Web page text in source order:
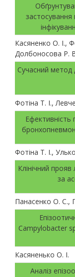
Касяненко О. І.,
Долбоносова Р.
Сучасний метод
Фотіна Т. І.,
Ефективність
Фотіна Т. І.,
Клінічний
за
Панасенко О. С.,
Сampylobacter
Касяненько О. І.
Аналіз